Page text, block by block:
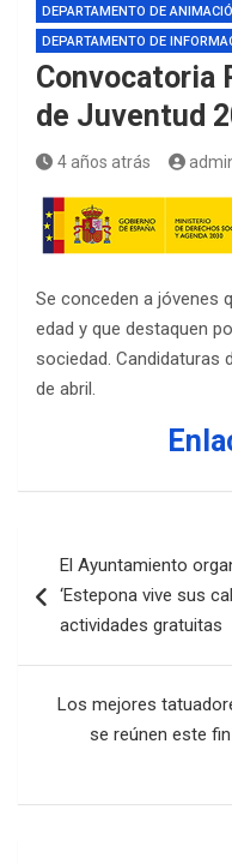
DEPARTAMENTO DE
DEPARTAMENTO DE
Convocatoria
de Juventud
4 años atrás
Se conceden a jóvenes
edad y que destaquen
sociedad. Candidaturas
de abril.
de
entradas
El Ayuntamiento
‘Estepona vive sus
actividades gratuitas
Los mejores
se reúnen este